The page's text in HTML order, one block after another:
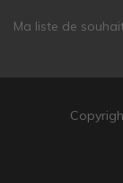
Ma liste de